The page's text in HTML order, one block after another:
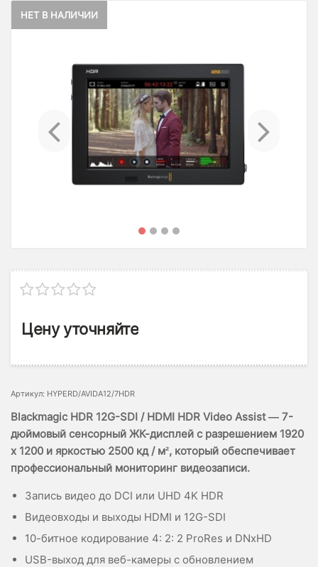
НЕТ В НАЛИЧИИ
Previous
Цену уточняйте
Артикул: HYPERD/AVIDA12/7HDR
Blackmagic HDR 12G-SDI / HDMI HDR Video Assist — 7-
дюймовый сенсорный ЖК-дисплей с разрешением 1920
x 1200 и яркостью 2500 кд / м², который обеспечивает
профессиональный мониторинг видеозаписи.
Запись видео до DCI или UHD 4K HDR
Видеовходы и выходы HDMI и 12G-SDI
10-битное кодирование 4: 2: 2 ProRes и DNxHD
USB-выход для веб-камеры с обновлением